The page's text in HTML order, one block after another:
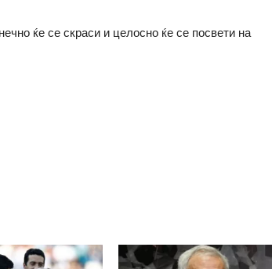
ќе се скраси и целосно ќе се посвети на